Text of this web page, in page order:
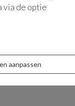
via de optie
aanpassen